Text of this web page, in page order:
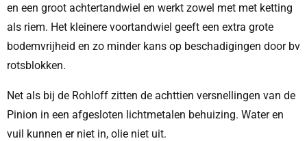
en een groot achtertandwiel en werkt zowel met met ketting
als riem. Het kleinere voortandwiel geeft een extra grote
bodemvrijheid en zo minder kans op beschadigingen door bv
rotsblokken.
Net als bij de Rohloff zitten de achttien versnellingen van de
Pinion in een afgesloten lichtmetalen behuizing. Water en
vuil kunnen er niet in, olie niet uit.